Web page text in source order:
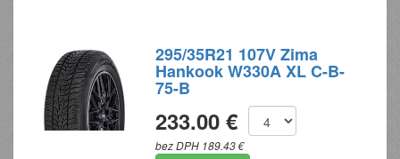
295/35R21 107V Zima
Hankook W330A XL C-B-
75-B
233.00 €
bez DPH 189.43 €